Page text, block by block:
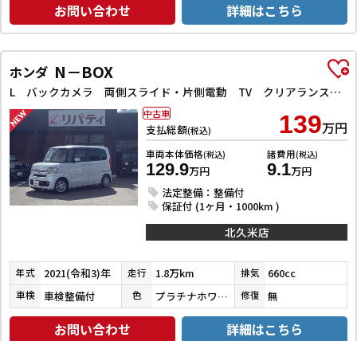
お問い合わせ 詳細はこちら
ホンダ N－BOX
L バックカメラ 両側スライド・片側電動 TV クリアランスソナー オートクルーズコントロール レーンアシスト 衝突被害軽減システム オートライト スマートキー アイドリングストップ 電動格納ミラー
支払総額(税込) 139万円
車両本体価格(税込)
129.9万円
諸費用(税込)
9.1万円
法定整備：整備付
保証付 (1ヶ月・1000km )
中古車
北久米店
年式 2021(令和3)年 走行 1.8万km 排気 660cc
車検 車検整備付 色 プラチナホワイトパール 修復 無
お問い合わせ 詳細はこちら